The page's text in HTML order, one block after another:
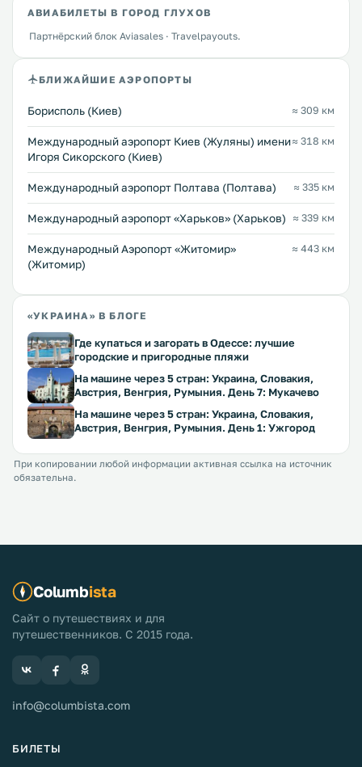
АВИАБИЛЕТЫ В ГОРОД ГЛУХОВ
Партнёрский блок Aviasales · Travelpayouts.
БЛИЖАЙШИЕ АЭРОПОРТЫ
Борисполь (Киев) ≈ 309 км
Международный аэропорт Киев (Жуляны) имени
Игоря Сикорского (Киев)
≈ 318 км
Международный аэропорт Полтава (Полтава) ≈ 335 км
Международный аэропорт «Харьков» (Харьков) ≈ 339 км
Международный Аэропорт «Житомир»
(Житомир)
≈ 443 км
«УКРАИНА» В БЛОГЕ
Где купаться и загорать в Одессе: лучшие
городские и пригородные пляжи
На машине через 5 стран: Украина, Словакия,
Австрия, Венгрия, Румыния. День 7: Мукачево
На машине через 5 стран: Украина, Словакия,
Австрия, Венгрия, Румыния. День 1: Ужгород
При копировании любой информации активная ссылка на источник
обязательна.
Columbista
Сайт о путешествиях и для
путешественников. С 2015 года.
info@columbista.com
БИЛЕТЫ